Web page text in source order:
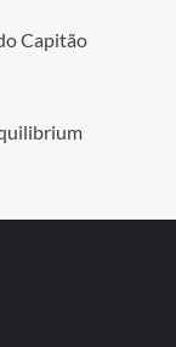
Capitão